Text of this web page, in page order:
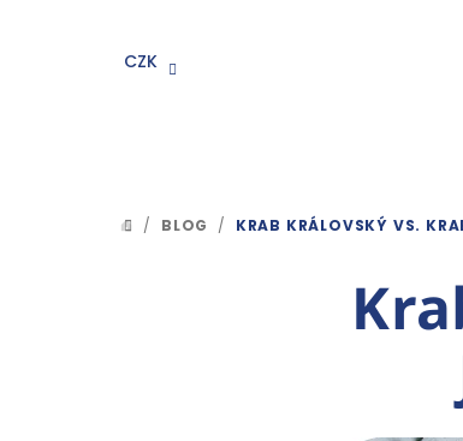
CZK
DOMŮ
/ BLOG / KRAB KRÁLOVSKÝ VS.